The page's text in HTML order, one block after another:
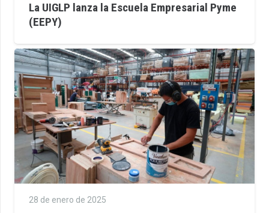
La UIGLP lanza la Escuela Empresarial Pyme
(EEPY)
28 de enero de 2025